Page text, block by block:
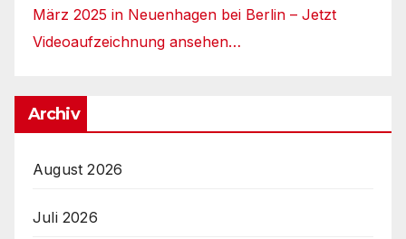
März 2025 in Neuenhagen bei Berlin – Jetzt
Videoaufzeichnung ansehen…
Archiv
August 2026
Juli 2026